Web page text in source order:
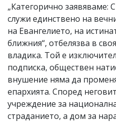
„Категорично заявяваме:
служи единствено на
на Евангелието, на
ближния“, отбелязва в
владика. Той е
подписка, обществен
внушение няма да
епархията. Според
учреждение за
страданието, а дом за